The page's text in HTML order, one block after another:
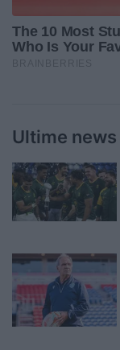
Ultime news